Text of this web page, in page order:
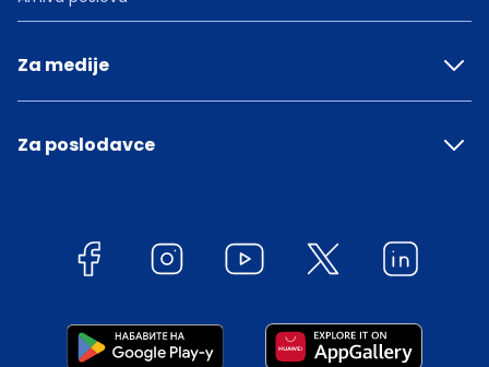
Za medije
Za poslodavce